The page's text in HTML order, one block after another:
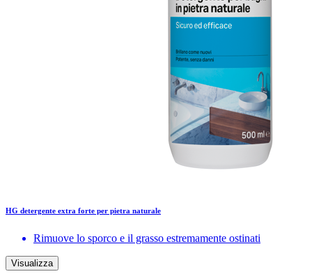
HG detergente extra forte per pietra naturale
Rimuove lo sporco e il grasso estremamente ostinati
Visualizza